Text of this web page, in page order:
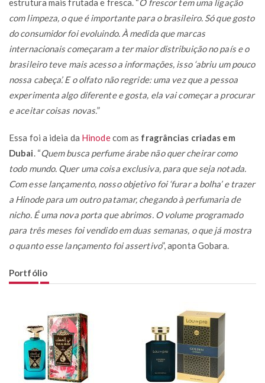
com limpeza, o que é importante para o brasileiro. Só que gosto
do consumidor foi evoluindo. À medida que marcas
internacionais começaram a ter maior distribuição no país e o
brasileiro teve mais acesso a informações, isso ‘abriu um pouco
nossa cabeça’. E o olfato não regride: uma vez que a pessoa
experimenta algo diferente e gosta, ela vai começar a procurar
e aceitar coisas novas.”
Essa foi a ideia da Hinodecom as fragrâncias criadas em
Dubai . “Quem busca perfume árabe não quer cheirar como
todo mundo. Quer uma coisa exclusiva, para que seja notada.
Com esse lançamento, nosso objetivo foi ‘furar a bolha’ e trazer
a Hinode para um outro patamar, chegando à perfumaria de
nicho. É uma nova porta que abrimos. O volume programado
para três meses foi vendido em duas semanas, o que já mostra
o quanto esse lançamento foi assertivo”, aponta Gobara.
Portfólio